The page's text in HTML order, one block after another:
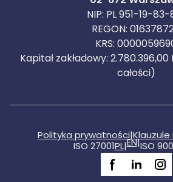
NIP: PL 951-19-83-
REGON:
KRS:
Kapitał zakładowy:
całości)
Polityka prywatności|
ISO 27001PL|EN|ISO